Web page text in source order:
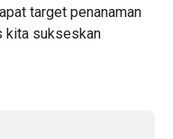
target penanaman
kita sukseskan